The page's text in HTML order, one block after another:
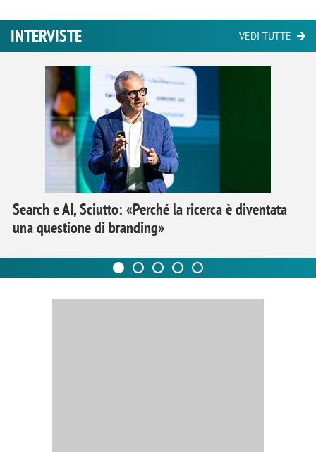
INTERVISTE VEDI TUTTE
Search e AI, Sciutto: «Perché la ricerca è diventata
una questione di branding»